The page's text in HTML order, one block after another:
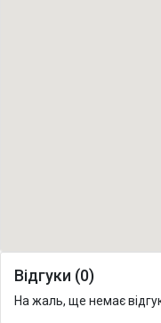
Відгуки (0)
На жаль, ще немає